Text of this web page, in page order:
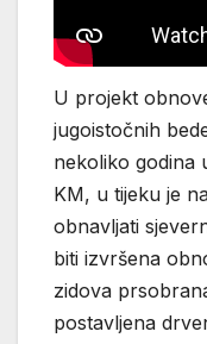
U projekt
jugoistočnih
nekoliko godina
KM, u tijeku je
obnavljati
biti izvršena
zidova
postavljena